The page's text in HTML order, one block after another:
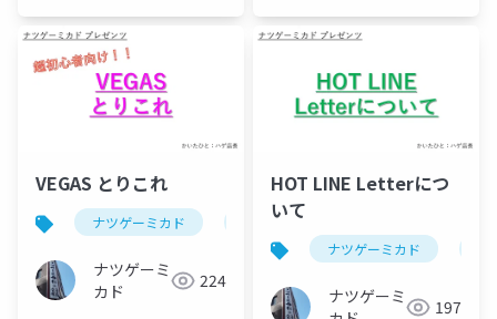
VEGAS とりこれ
ナツゲーミカド ピンボール
ナツゲーミ
カド
224
HOT LINE Letterにつ
いて
ナツゲーミカド
ナツゲーミ
197